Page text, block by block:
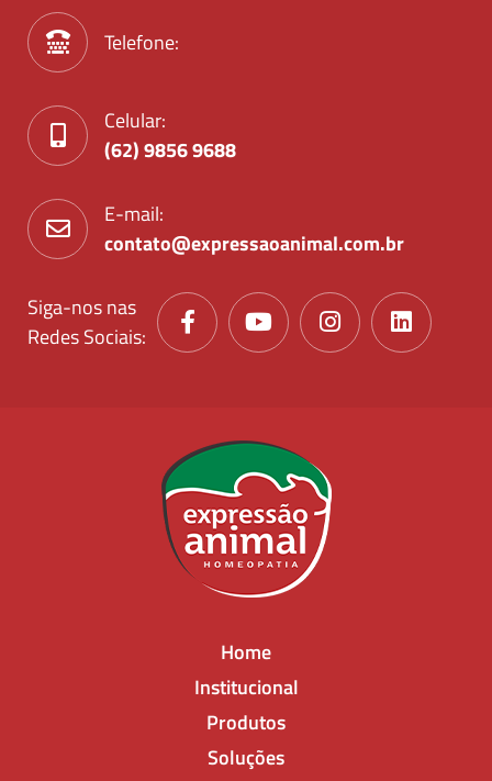
Telefone:
Celular:
(62) 9856 9688
E-mail:
contato@expressaoanimal.com.br
Siga-nos nas
Redes Sociais:
Home
Institucional
Produtos
Soluções